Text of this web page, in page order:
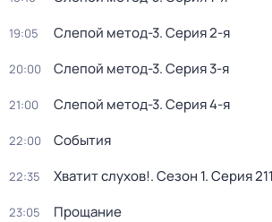
19:05 Слепой метод-3. Серия 2-я
20:00 Слепой метод-3. Серия 3-я
21:00 Слепой метод-3. Серия 4-я
22:00 События
22:35 Хватит слухов!. Сезон 1. Серия
23:05 Прощание